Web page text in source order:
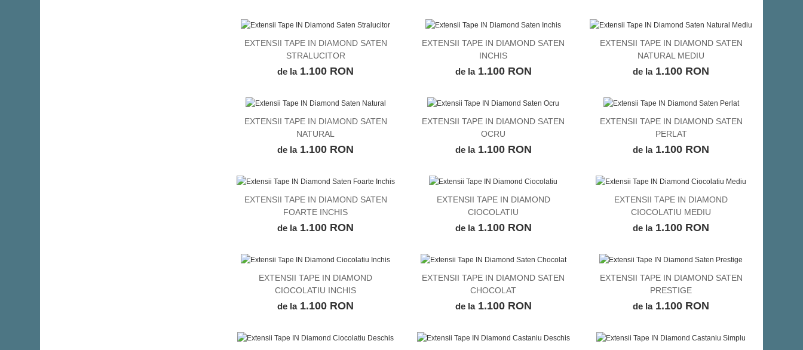
VEZI DETALII
EXTENSII TAPE IN DIAMOND SATEN
STRALUCITOR
de la1.100 RON
VEZI DETALII
EXTENSII TAPE IN DIAMOND SATEN
INCHIS
de la1.100 RON
VEZI DETALII
EXTENSII TAPE IN DIAMOND SATEN
NATURAL MEDIU
de la1.100 RON
VEZI DETALII
EXTENSII TAPE IN DIAMOND SATEN
NATURAL
de la1.100 RON
VEZI DETALII
EXTENSII TAPE IN DIAMOND SATEN
OCRU
de la1.100 RON
VEZI DETALII
EXTENSII TAPE IN DIAMOND SATEN
PERLAT
de la1.100 RON
VEZI DETALII
EXTENSII TAPE IN DIAMOND SATEN
FOARTE INCHIS
de la1.100 RON
VEZI DETALII
EXTENSII TAPE IN DIAMOND
CIOCOLATIU
de la1.100 RON
VEZI DETALII
EXTENSII TAPE IN DIAMOND
CIOCOLATIU MEDIU
de la1.100 RON
VEZI DETALII
EXTENSII TAPE IN DIAMOND
CIOCOLATIU INCHIS
de la1.100 RON
VEZI DETALII
EXTENSII TAPE IN DIAMOND SATEN
CHOCOLAT
de la1.100 RON
VEZI DETALII
EXTENSII TAPE IN DIAMOND SATEN
PRESTIGE
de la1.100 RON